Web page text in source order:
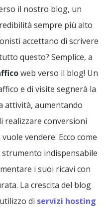
il nostro blog, un
sempre più alto
accettano di scrivere
questo? Semplice, a
web verso il blog! Un
e di visite segnerà la
attività, aumentando
realizzare conversioni
vendere. Ecco come
indispensabile
i suoi ricavi con
La crescita del blog
di servizi hosting